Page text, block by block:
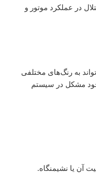
در عملکرد موتور و
به رنگ‌های مختلفی
مشکل در سیستم
آن یا نشیمنگاه.